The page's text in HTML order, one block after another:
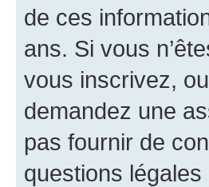
de ces
ans. Si vous
vous inscrivez,
demandez une
pas fournir de
questions